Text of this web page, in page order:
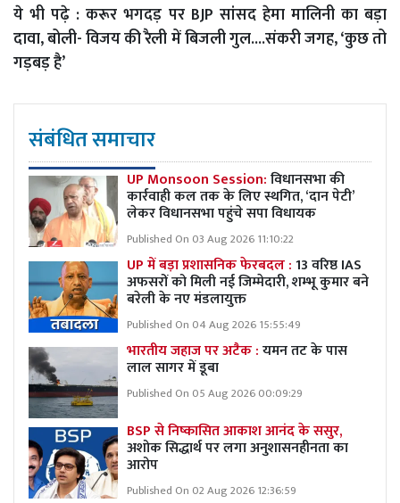
ये भी पढ़े :करूर भगदड़ पर BJP सांसद हेमा मालिनी का बड़ा
दावा, बोली- विजय की रैली में बिजली गुल....संकरी जगह, ‘कुछ तो
गड़बड़ है’
संबंधित समाचार
UP Monsoon Session:विधानसभा की
कार्रवाही कल तक के लिए स्थगित, ‘दान पेटी’
लेकर विधानसभा पहुंचे सपा विधायक
Published On 03 Aug 2026 11:10:22
UP में बड़ा प्रशासनिक फेरबदल :13 वरिष्ठ IAS
अफसरों को मिली नई जिम्मेदारी, शम्भू कुमार बने
बरेली के नए मंडलायुक्त
Published On 04 Aug 2026 15:55:49
भारतीय जहाज पर अटैक :यमन तट के पास
लाल सागर में डूबा
Published On 05 Aug 2026 00:09:29
BSP से निष्कासित आकाश आनंद के ससुर,
अशोक सिद्धार्थ पर लगा अनुशासनहीनता का
आरोप
Published On 02 Aug 2026 12:36:59